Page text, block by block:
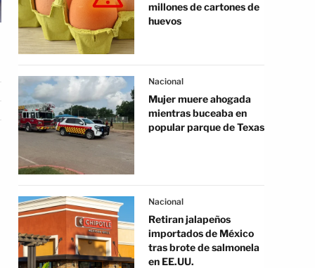
millones de cartones de
huevos
Nacional
Mujer muere ahogada
mientras buceaba en
popular parque de Texas
Nacional
Retiran jalapeños
importados de México
tras brote de salmonela
en EE.UU.